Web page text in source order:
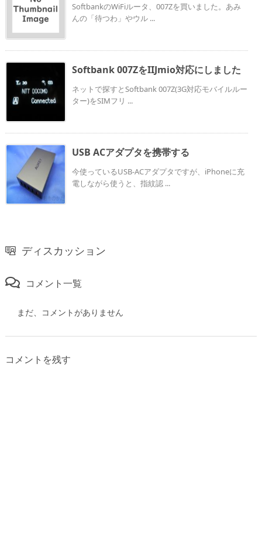
SoftbankのWiFiルータ、007Zを買いました。あみ
んの「待つわ」やウル ...
Softbank 007ZをIIJmio対応にしました
ネットで探すとSoftbank 007Z(3G対応モバイルルー
ター)をSIMフリ ...
USB ACアダプタを携帯する
今使っているUSB-ACアダプタですが、iPhoneに充
電しながら使うと、指紋認 ...
ディスカッション
コメント一覧
まだ、コメントがありません
コメントを残す